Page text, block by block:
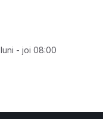
luni - joi 08:00